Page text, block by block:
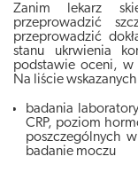
Zanim lekarz
przeprowadzić
przeprowadzić
stanu ukrwienia
podstawie oceni, w
Na liście
badania
CRP, poziom
poszczególnych
badanie moczu